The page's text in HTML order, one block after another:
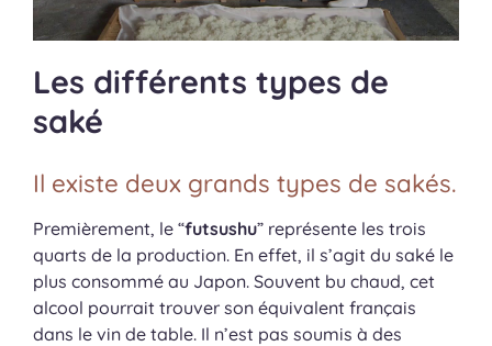
Les différents types de
saké
Il existe deux grands types de sakés.
Premièrement, le “futsushu” représente les trois
quarts de la production. En effet, il s’agit du saké le
plus consommé au Japon. Souvent bu chaud, cet
alcool pourrait trouver son équivalent français
dans le vin de table. Il n’est pas soumis à des